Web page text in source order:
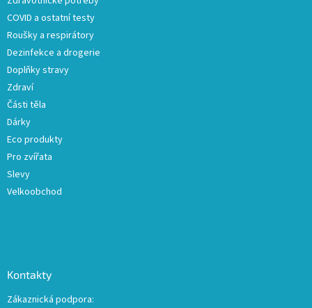
COVID a ostatní testy
Roušky a respirátory
Dezinfekce a drogerie
Doplňky stravy
Zdraví
Části těla
Dárky
Eco produkty
Pro zvířata
Slevy
Velkoobchod
Kontakty
Zákaznická podpora: